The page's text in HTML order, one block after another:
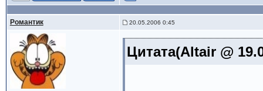
Романтик 20.05.2006 0:45
Цитата(Altair @